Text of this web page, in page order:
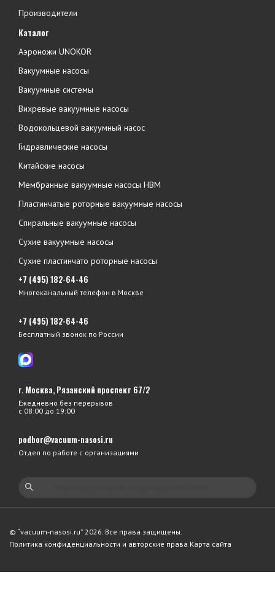
Производители
Каталог
Аэроножи UNOKOR
Вакуумные насосы
Вакуумные системы
Вихревые вакуумные насосы
Водокольцевой вакуумный насос
Гидравлические насосы
Китайские насосы
Мембранные вакуумные насосы НВМ
Пластинчатые роторные вакуумные насосы
Спиральные вакуумные насосы
Сухие вакуумные насосы
Сухие пластинчато роторные насосы
+7 (495) 182-64-46
Многоканальный телефон в Москве
+7 (495) 182-64-46
Бесплатный звонок по России
г. Москва, Рязанский проспект 67/2
Ежедневно без перерывов
с 08:00 до 19:00
podbor@vacuum-nasosi.ru
Отдел по работе с организациями
© “vacuum-nasosi.ru” 2026. Все права защищены.
Политика конфиденциальности и авторские права Карта сайта